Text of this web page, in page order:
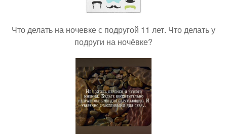
Что делать на ночевке с подругой 11 лет. Что делать у
подруги на ночёвке?